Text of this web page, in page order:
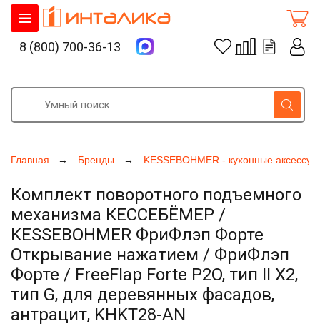
Главная Бренды KESSEBOHMER - кухонные
Комплект поворотного подъемного
механизма КЕССЕБЁМЕР /
KESSEBOHMER ФриФлэп Форте
Открывание нажатием / ФриФлэп
Форте / FreeFlap Forte P2O, тип II Х2,
тип G, для деревянных фасадов,
антрацит, KHKT28-AN
8 (800) 700-36-13